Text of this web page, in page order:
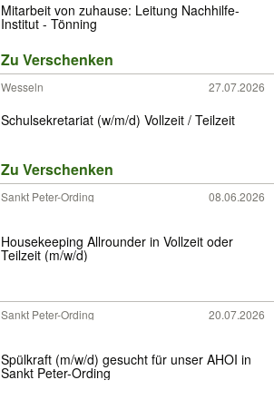
Mitarbeit von zuhause: Leitung Nachhilfe-
Institut - Tönning
Zu Verschenken
Wesseln 27.07.2026
Schulsekretariat (w/m/d) Vollzeit / Teilzeit
Zu Verschenken
Sankt Peter-Ording 08.06.2026
Housekeeping Allrounder in Vollzeit oder
Teilzeit (m/w/d)
Sankt Peter-Ording 20.07.2026
Spülkraft (m/w/d) gesucht für unser AHOI in
Sankt Peter-Ording